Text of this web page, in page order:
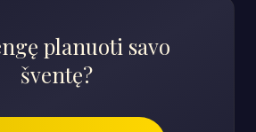
planuoti savo
šventę?